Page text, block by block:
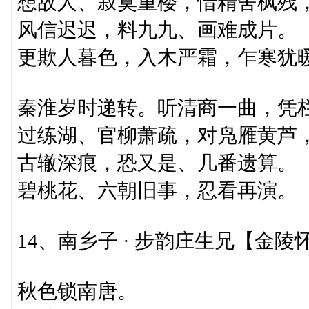
风信迟迟，料九九、画难成片。
更欺人暮色，入木严霜，乍寒犹
秦淮岁时递转。听清商一曲，凭
过练湖、官柳萧疏，对凫雁黄芦
古辙深痕，恐又是、几番遗算。
碧桃花、六朝旧事，忍看再演。
14、南乡子 · 步韵庄生兄【金陵
秋色锁南唐。